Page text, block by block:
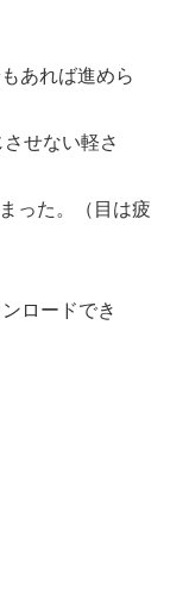
あれば進めら
せない軽さ
った。（目は疲
ロードでき